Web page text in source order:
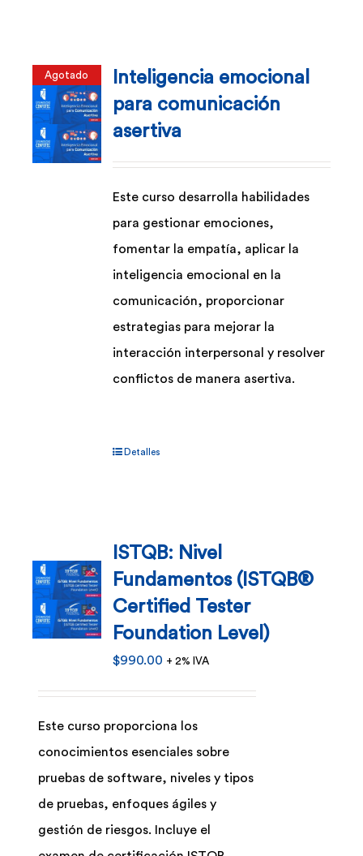
Agotado
Inteligencia emocional
para comunicación
asertiva
Este curso desarrolla habilidades
para gestionar emociones,
fomentar la empatía, aplicar la
inteligencia emocional en la
comunicación, proporcionar
estrategias para mejorar la
interacción interpersonal y resolver
conflictos de manera asertiva.
Detalles
ISTQB: Nivel
Fundamentos (ISTQB®
Certified Tester
Foundation Level)
$990.00 + 2% IVA
Este curso proporciona los
conocimientos esenciales sobre
pruebas de software, niveles y tipos
de pruebas, enfoques ágiles y
gestión de riesgos. Incluye el